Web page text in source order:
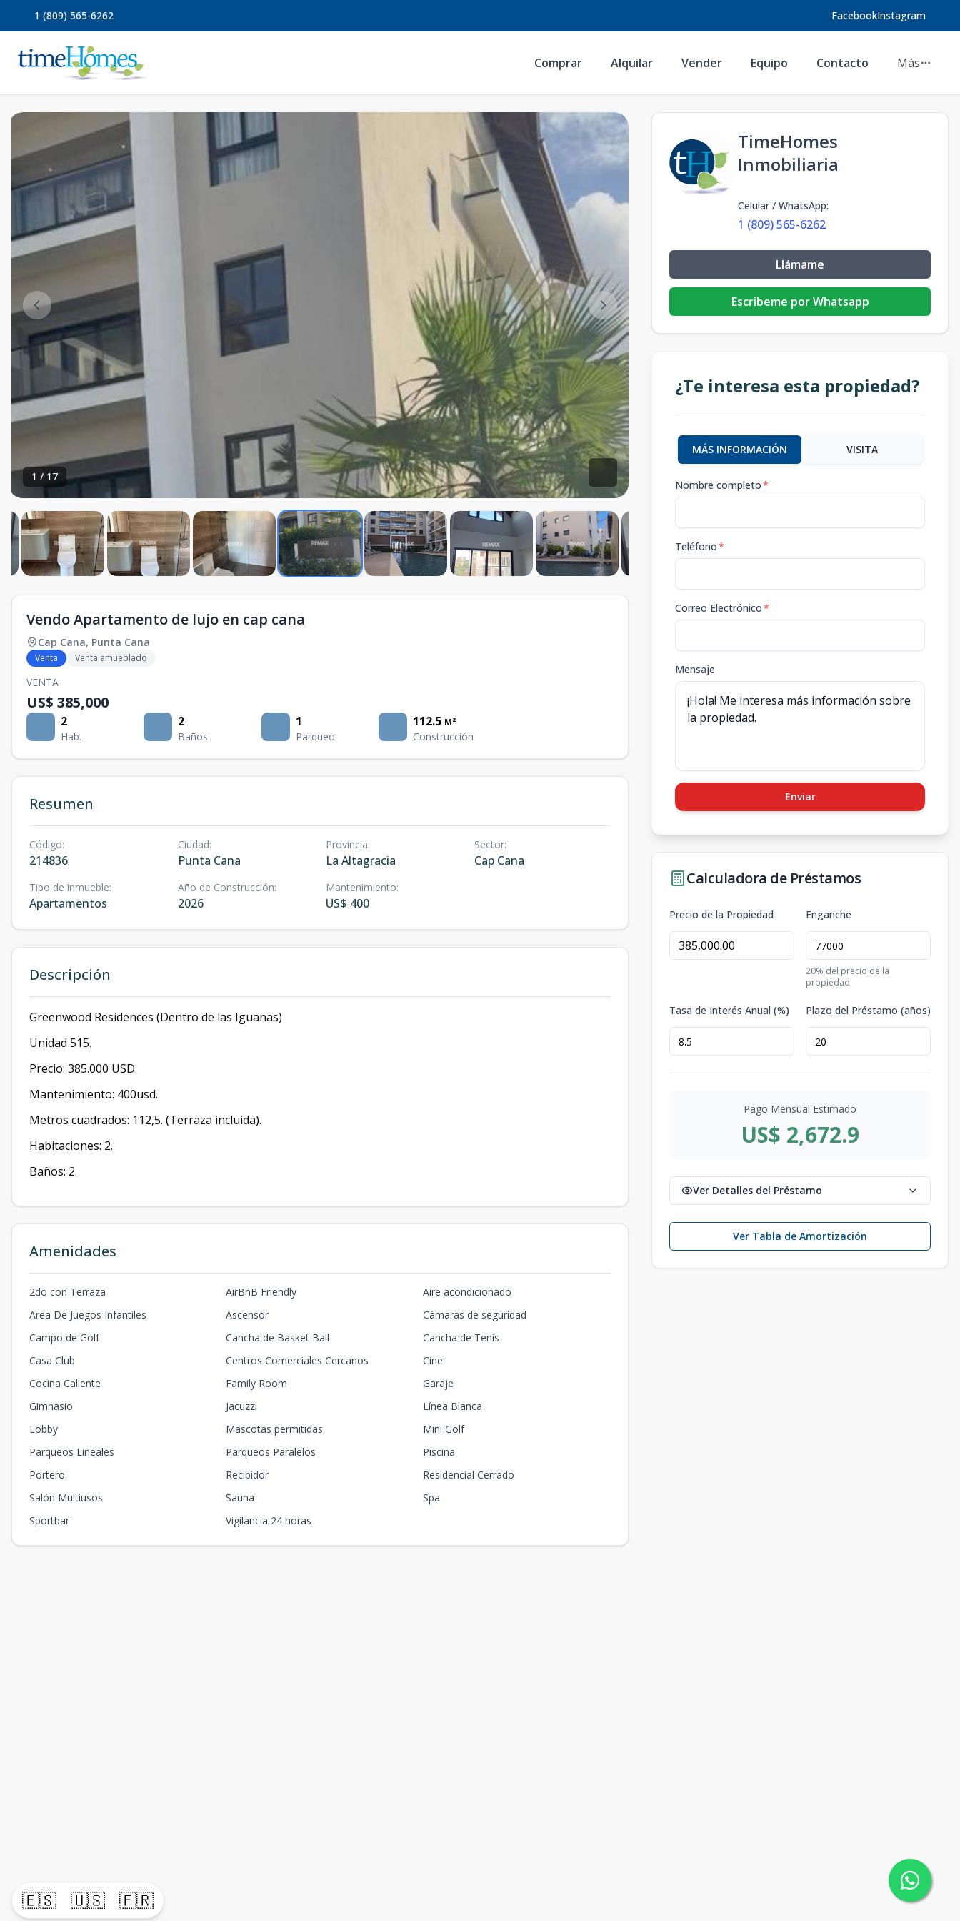
🇪🇸 🇺🇸 🇫🇷
1 (809) 565-6262 FacebookInstagram
Comprar Alquilar Vender Equipo Contacto Más
1 / 17
Vendo Apartamento de lujo en cap cana
Cap Cana, Punta Cana
Venta Venta amueblado
VENTA
US$ 385,000
2
Hab.
2
Baños
1
Parqueo
112.5 M²
Construcción
Resumen
Código:
214836
Ciudad:
Punta Cana
Provincia:
La Altagracia
Sector:
Cap Cana
Tipo de inmueble:
Apartamentos
Año de Construcción:
2026
Mantenimiento:
US$ 400
Descripción
Greenwood Residences (Dentro de las Iguanas)
Unidad 515.
Precio: 385.000 USD.
Mantenimiento: 400usd.
Metros cuadrados: 112,5. (Terraza incluida).
Habitaciones: 2.
Baños: 2.
Amenidades
2do con Terraza AirBnB Friendly
Aire acondicionado
Area De Juegos Infantiles
Ascensor
Cámaras de seguridad
Campo de Golf
Cancha de Basket Ball
Cancha de Tenis
Casa Club
Centros Comerciales Cercanos
Cine
Cocina Caliente
Family Room
Garaje
Gimnasio
Jacuzzi
Línea Blanca
Lobby
Mascotas permitidas
Mini Golf
Parqueos Lineales
Parqueos Paralelos
Piscina
Portero
Recibidor
Residencial Cerrado
Salón Multiusos
Sauna
Spa
Sportbar
Vigilancia 24 horas
TimeHomes
Inmobiliaria
Celular / WhatsApp:
1 (809) 565-6262
Llámame
Escribeme por Whatsapp
¿Te interesa esta propiedad?
MÁS INFORMACIÓN VISITA
Nombre completo*
Teléfono*
Correo Electrónico*
Mensaje
Enviar
Calculadora de Préstamos
Precio de la Propiedad Enganche
20% del precio de la
propiedad
Tasa de Interés Anual (%) Plazo del Préstamo (años)
Pago Mensual Estimado
US$ 2,672.9
Ver Detalles del Préstamo
Ver Tabla de Amortización